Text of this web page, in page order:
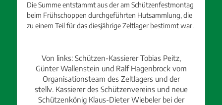
Die Summe entstammt aus der am Schützenfestmontag
beim Frühschoppen durchgeführten Hutsammlung, die
zu einem Teil für das diesjährige Zeltlager bestimmt war.
Von links: Schützen-Kassierer Tobias Peitz,
Günter Wallenstein und Ralf Hagenbrock vom
Organisationsteam des Zeltlagers und der
stellv. Kassierer des Schützenvereins und neue
Schützenkönig Klaus-Dieter Wiebeler bei der